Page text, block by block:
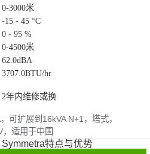
0-3000米
-15 - 45 °C
0 - 95 %
0-4500米
62.0dBA
3707.0BTU/hr
2年内维修或换
可扩展到16kVA N+1，塔式，
适用于中国
Symmetra特点与优势